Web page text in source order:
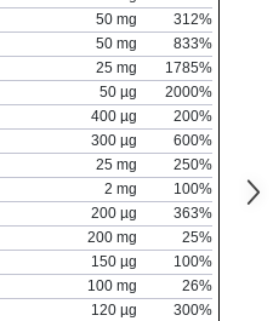
50 mg
312%
50 mg
833%
25 mg
1785%
50 µg
2000%
400 µg
200%
300 µg
600%
25 mg
250%
2 mg
100%
200 µg
363%
200 mg
25%
150 µg
100%
100 mg
26%
120 µg
300%